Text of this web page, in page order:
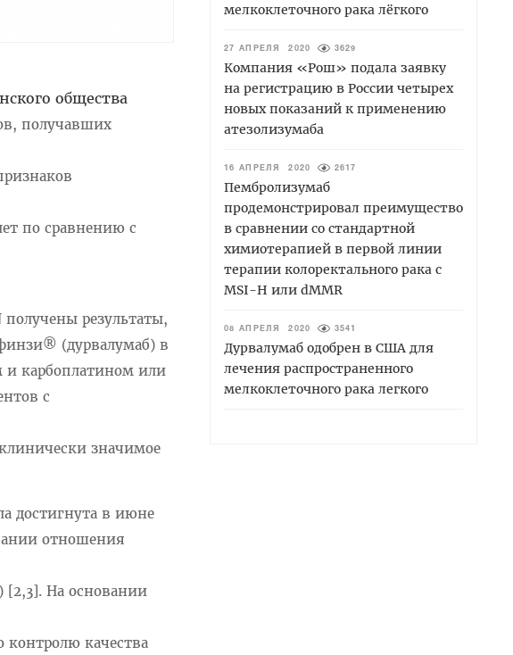
общества
получавших
по сравнению с
результаты,
(дурвалумаб) в
и карбоплатином или
с
значимое
достигнута в июне
отношения
[2,3]. На основании
качества
мелкоклеточного рака лёгкого
27 АПРЕЛЯ 2020 3629
Компания «Рош» подала заявку
на регистрацию в России четырех
новых показаний к применению
атезолизумаба
16 АПРЕЛЯ 2020 2617
Пембролизумаб
продемонстрировал преимущество
в сравнении со стандартной
химиотерапией в первой линии
терапии колоректального рака с
MSI-H или dMMR
08 АПРЕЛЯ 2020 3541
Дурвалумаб одобрен в США для
лечения распространенного
мелкоклеточного рака легкого